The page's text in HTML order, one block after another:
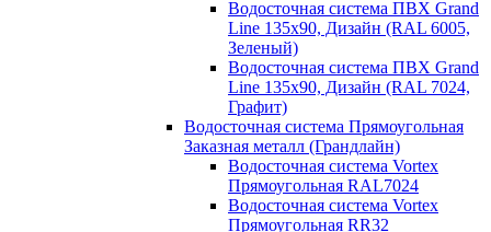
Водосточная система ПВХ Grand
Line 135х90, Дизайн (RAL 6005,
Зеленый)
Водосточная система ПВХ Grand
Line 135х90, Дизайн (RAL 7024,
Графит)
Водосточная система Прямоугольная
Заказная металл (Грандлайн)
Водосточная система Vortex
Прямоугольная RAL7024
Водосточная система Vortex
Прямоугольная RR32